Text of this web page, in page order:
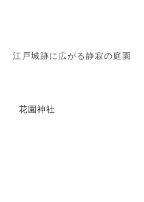
江戸城跡に広がる静寂の庭園
花園神社